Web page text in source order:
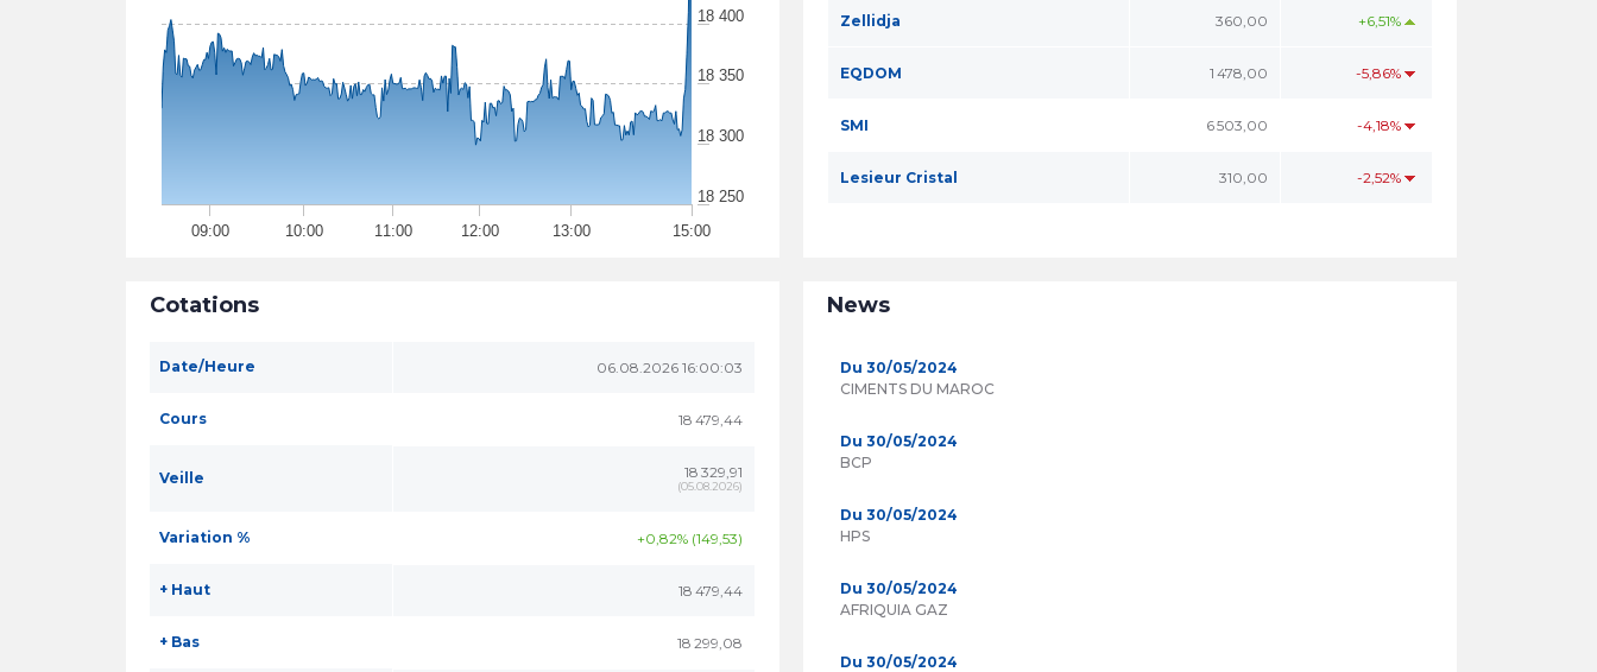
09:00 10:00 11:00 12:00 13:00 15:00
18 250
18 300
18 350
18 400 Zellidja 360,00 +6,51%
EQDOM 1 478,00 -5,86%
SMI 6 503,00 -4,18%
Lesieur Cristal 310,00 -2,52%
Cotations
Date/Heure 06.08.2026 16:00:03
Cours 18 479,44
Veille 18 329,91
(05.08.2026)
Variation % +0,82% (149,53)
+ Haut 18 479,44
+ Bas 18 299,08
News
Du 30/05/2024
CIMENTS DU MAROC
Du 30/05/2024
BCP
Du 30/05/2024
HPS
Du 30/05/2024
AFRIQUIA GAZ
Du 30/05/2024